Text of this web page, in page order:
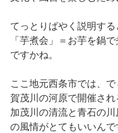
てっとりばやく説明する
「芋煮会」＝お芋を鍋
ですかね。
ここ地元西条市では、
賀茂川の河原で開催され
加茂川の清流と青石の
の風情がとてもいいんで